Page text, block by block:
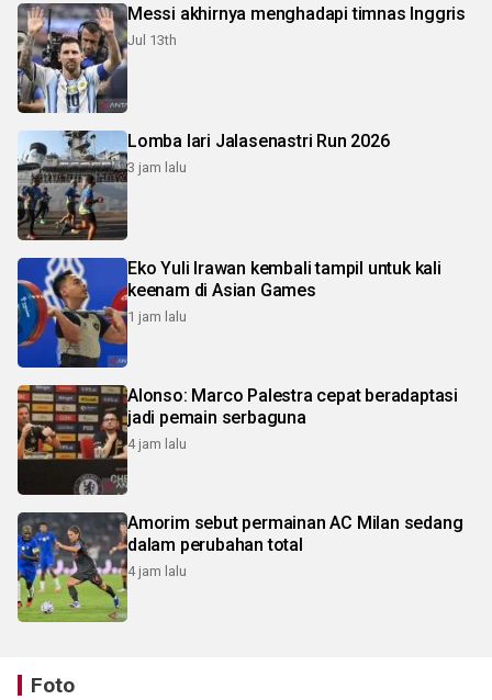
Messi akhirnya menghadapi timnas Inggris
Jul 13th
Lomba lari Jalasenastri Run 2026
3 jam lalu
Eko Yuli Irawan kembali tampil untuk kali
keenam di Asian Games
1 jam lalu
Alonso: Marco Palestra cepat beradaptasi
jadi pemain serbaguna
4 jam lalu
Amorim sebut permainan AC Milan sedang
dalam perubahan total
4 jam lalu
Foto